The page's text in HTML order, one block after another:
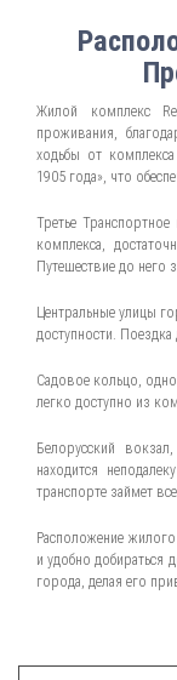
Жилой комплекс
проживания,
ходьбы от
1905 года», что
Третье
комплекса,
Путешествие до него
Центральные улицы
доступности.
Садовое кольцо,
легко доступно из
Белорусский
находится
транспорте займет
Расположение
и удобно добираться
города, делая его